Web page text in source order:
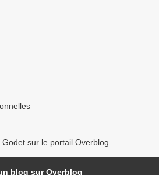
sur le portail Overblog
blog sur Overblog